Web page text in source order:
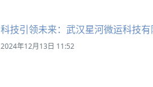
科技引领未来：武汉星河微运科技
2024年12月13日 11:52